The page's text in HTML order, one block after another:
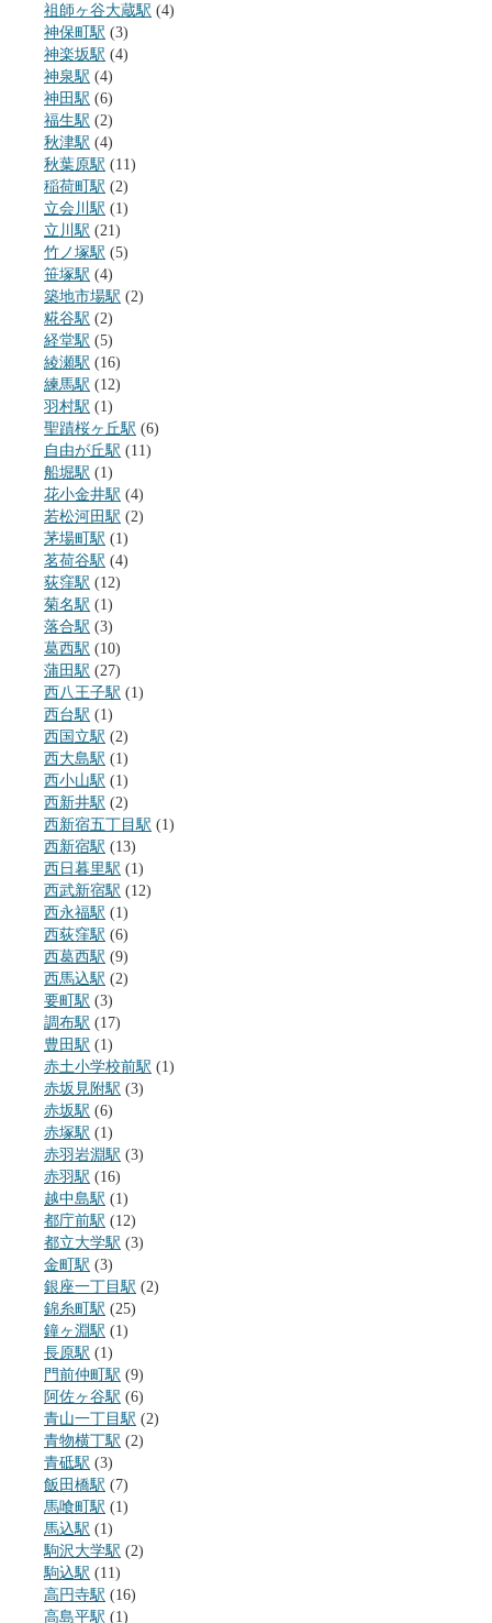
祖師ヶ谷大蔵駅 (4)
神保町駅 (3)
神楽坂駅 (4)
神泉駅 (4)
神田駅 (6)
福生駅 (2)
秋津駅 (4)
秋葉原駅 (11)
稲荷町駅 (2)
立会川駅 (1)
立川駅 (21)
竹ノ塚駅 (5)
笹塚駅 (4)
築地市場駅 (2)
糀谷駅 (2)
経堂駅 (5)
綾瀬駅 (16)
練馬駅 (12)
羽村駅 (1)
聖蹟桜ヶ丘駅 (6)
自由が丘駅 (11)
船堀駅 (1)
花小金井駅 (4)
若松河田駅 (2)
茅場町駅 (1)
茗荷谷駅 (4)
荻窪駅 (12)
菊名駅 (1)
落合駅 (3)
葛西駅 (10)
蒲田駅 (27)
西八王子駅 (1)
西台駅 (1)
西国立駅 (2)
西大島駅 (1)
西小山駅 (1)
西新井駅 (2)
西新宿五丁目駅 (1)
西新宿駅 (13)
西日暮里駅 (1)
西武新宿駅 (12)
西永福駅 (1)
西荻窪駅 (6)
西葛西駅 (9)
西馬込駅 (2)
要町駅 (3)
調布駅 (17)
豊田駅 (1)
赤土小学校前駅 (1)
赤坂見附駅 (3)
赤坂駅 (6)
赤塚駅 (1)
赤羽岩淵駅 (3)
赤羽駅 (16)
越中島駅 (1)
都庁前駅 (12)
都立大学駅 (3)
金町駅 (3)
銀座一丁目駅 (2)
錦糸町駅 (25)
鐘ヶ淵駅 (1)
長原駅 (1)
門前仲町駅 (9)
阿佐ヶ谷駅 (6)
青山一丁目駅 (2)
青物横丁駅 (2)
青砥駅 (3)
飯田橋駅 (7)
馬喰町駅 (1)
馬込駅 (1)
駒沢大学駅 (2)
駒込駅 (11)
高円寺駅 (16)
高島平駅 (1)